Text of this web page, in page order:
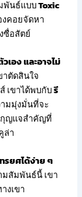
พันธ์แบบToxic
คอยจัดหา
ซื่อสัตย์
เอง และอาจไม่
าตัดสินใจ
เขาได้พบกับรี
มมุ่งมั่นที่จะ
กุญแจสำคัญที่
ล่า
รยศได้ง่าย ๆ
มสัมพันธ์นี้ เขา
งเขา